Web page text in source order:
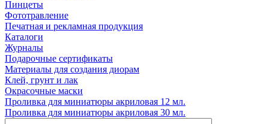
Пинцеты
Фототравление
Печатная и рекламная продукция
Каталоги
Журналы
Подарочные сертификаты
Материалы для создания диорам
Клей, грунт и лак
Окрасочные маски
Проливка для миниатюры акриловая 12 мл.
Проливка для миниатюры акриловая 30 мл.